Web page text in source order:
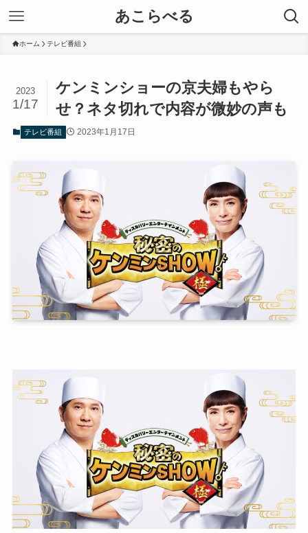
あこらべる
ホーム テレビ番組
ケンミンショーの京夫婦もやら
せ？ネタ切れで内容が微妙の声も
2023
1/17
テレビ番組 2023年1月17日